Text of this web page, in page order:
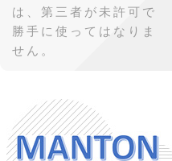
は、第三者が未許可で
勝手に使ってはなりま
せん。